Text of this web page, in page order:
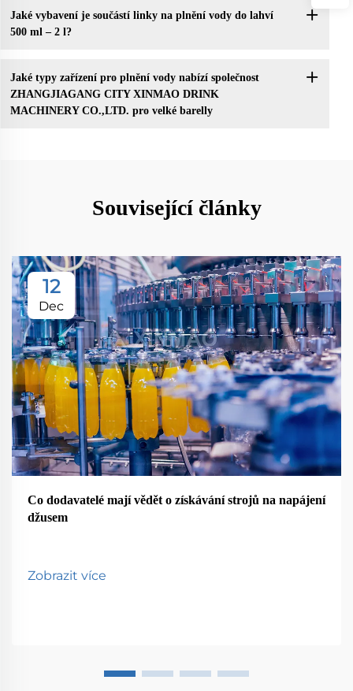
Jaké vybavení je součástí linky na plnění vody do lahví
500 ml – 2 l?
Jaké typy zařízení pro plnění vody nabízí společnost
ZHANGJIAGANG CITY XINMAO DRINK
MACHINERY CO.,LTD. pro velké barelly
Související články
12
Dec
Co dodavatelé mají vědět o získávání strojů na napájení
džusem
Zobrazit více